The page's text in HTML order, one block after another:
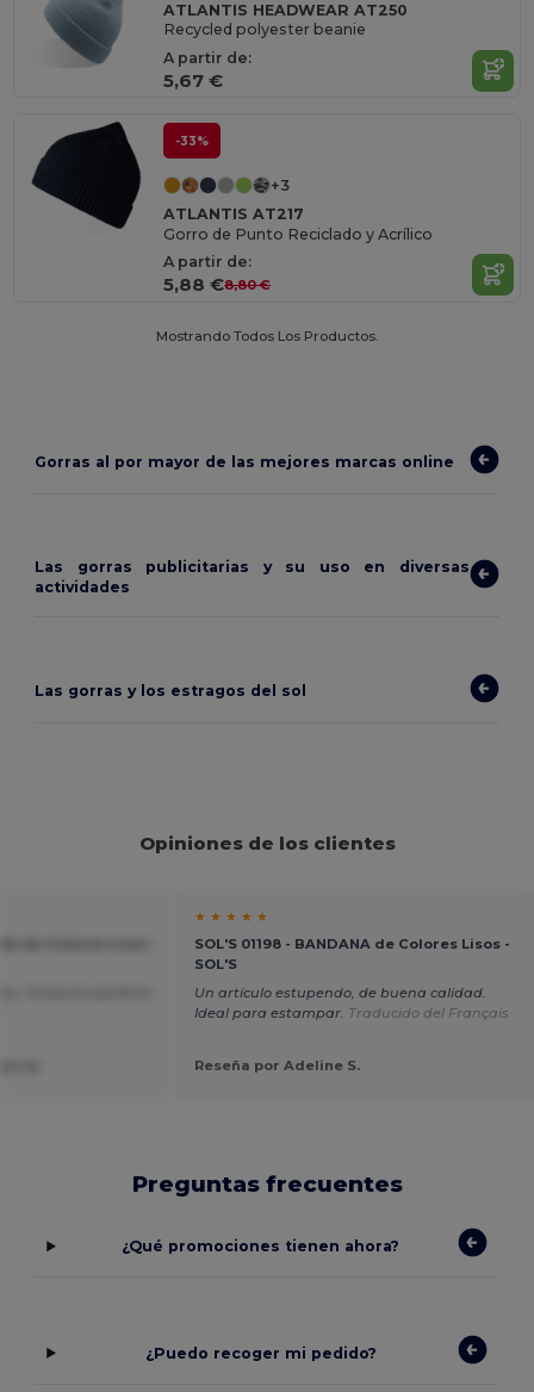
ATLANTIS HEADWEAR AT250
Recycled polyester beanie
A partir de:
5,67 €
-33%
+3
ATLANTIS AT217
Gorro de Punto Reciclado y Acrílico
A partir de:
5,88 €8,80 €
Mostrando Todos Los Productos.
Gorras al por mayor de las mejores marcas online
Las gorras publicitarias y su uso en diversas
actividades
Las gorras y los estragos del sol
Opiniones de los clientes
★ ★ ★ ★ ★
SOL'S 01198 - BANDANA de Colores Lisos -
SOL'S
Un artículo estupendo, de buena calidad.
Ideal para estampar. Traducido del Français
Reseña por Adeline S.
Preguntas frecuentes
¿Qué promociones tienen ahora?
¿Puedo recoger mi pedido?